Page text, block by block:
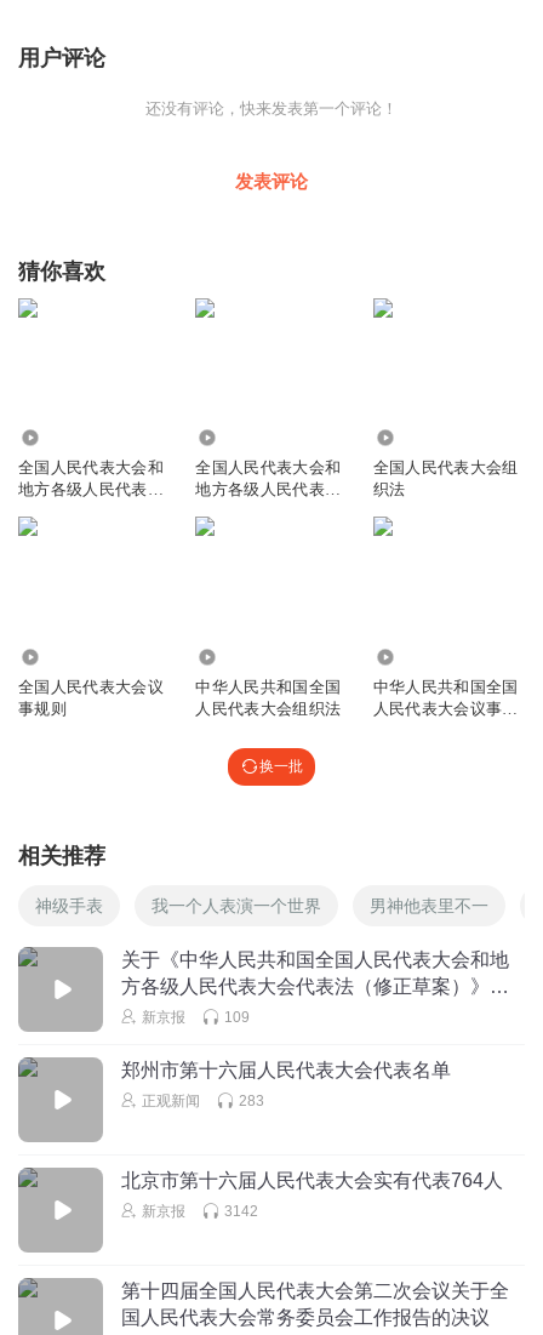
用户评论
还没有评论，快来发表第一个评论！
发表评论
猜你喜欢
全国人民代表大会和
地方各级人民代表大
全国人民代表大会和
地方各级人民代表大
全国人民代表大会组
织法
全国人民代表大会议
事规则
中华人民共和国全国
人民代表大会组织法
中华人民共和国全国
人民代表大会议事规
换一批
相关推荐
神级手表 我一个人表演一个世界 男神他表里不一
关于《中华人民共和国全国人民代表大会和地
方各级人民代表大会代表法（修正草案）》的
说明新京报 109
郑州市第十六届人民代表大会代表名单
正观新闻 283
北京市第十六届人民代表大会实有代表764人
新京报 3142
第十四届全国人民代表大会第二次会议关于全
国人民代表大会常务委员会工作报告的决议